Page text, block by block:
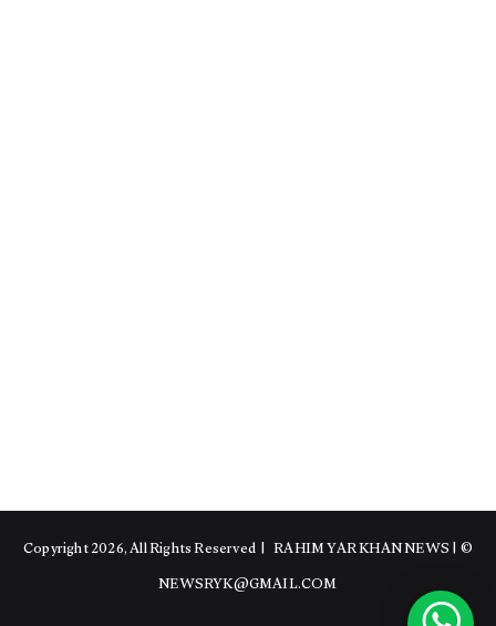
© Copyright 2026, All Rights Reserved |
RAHIM YAR KHAN NEWS|
NEWSRYK@GMAIL.COM